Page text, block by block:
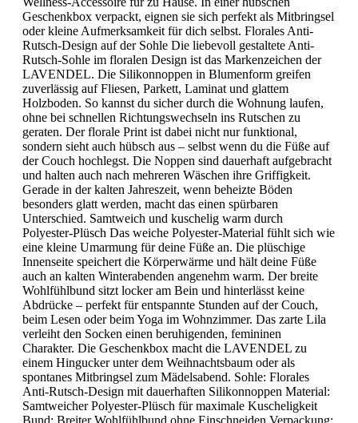
Geschenkbox verpackt, eignen sie sich perfekt als Mitbringsel
oder kleine Aufmerksamkeit für dich selbst. Florales Anti-
Rutsch-Design auf der Sohle Die liebevoll gestaltete Anti-
Rutsch-Sohle im floralen Design ist das Markenzeichen der
LAVENDEL. Die Silikonnoppen in Blumenform greifen
zuverlässig auf Fliesen, Parkett, Laminat und glattem
Holzboden. So kannst du sicher durch die Wohnung laufen,
ohne bei schnellen Richtungswechseln ins Rutschen zu
geraten. Der florale Print ist dabei nicht nur funktional,
sondern sieht auch hübsch aus – selbst wenn du die Füße auf
der Couch hochlegst. Die Noppen sind dauerhaft aufgebracht
und halten auch nach mehreren Wäschen ihre Griffigkeit.
Gerade in der kalten Jahreszeit, wenn beheizte Böden
besonders glatt werden, macht das einen spürbaren
Unterschied. Samtweich und kuschelig warm durch
Polyester-Plüsch Das weiche Polyester-Material fühlt sich wie
eine kleine Umarmung für deine Füße an. Die plüschige
Innenseite speichert die Körperwärme und hält deine Füße
auch an kalten Winterabenden angenehm warm. Der breite
Wohlfühlbund sitzt locker am Bein und hinterlässt keine
Abdrücke – perfekt für entspannte Stunden auf der Couch,
beim Lesen oder beim Yoga im Wohnzimmer. Das zarte Lila
verleiht den Socken einen beruhigenden, femininen
Charakter. Die Geschenkbox macht die LAVENDEL zu
einem Hingucker unter dem Weihnachtsbaum oder als
spontanes Mitbringsel zum Mädelsabend. Sohle: Florales
Anti-Rutsch-Design mit dauerhaften Silikonnoppen Material:
Samtweicher Polyester-Plüsch für maximale Kuscheligkeit